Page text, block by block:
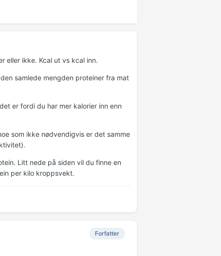
eller ikke. Kcal ut vs kcal inn.
samlede mengden proteiner fra mat
er fordi du har mer kalorier inn enn
som ikke nødvendigvis er det samme
Litt nede på siden vil du finne en
per kilo kroppsvekt.
Forfatter